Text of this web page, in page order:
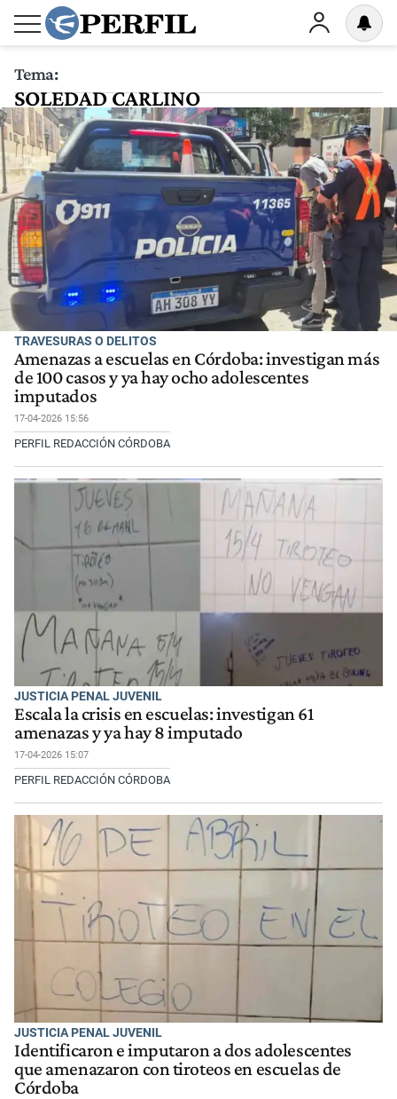
Tema:
SOLEDAD CARLINO
TRAVESURAS O DELITOS
Amenazas a escuelas en Córdoba: investigan más
de 100 casos y ya hay ocho adolescentes
imputados
17-04-2026 15:56
PERFIL REDACCIÓN CÓRDOBA
JUSTICIA PENAL JUVENIL
Escala la crisis en escuelas: investigan 61
amenazas y ya hay 8 imputado
17-04-2026 15:07
PERFIL REDACCIÓN CÓRDOBA
JUSTICIA PENAL JUVENIL
Identificaron e imputaron a dos adolescentes
que amenazaron con tiroteos en escuelas de
Córdoba